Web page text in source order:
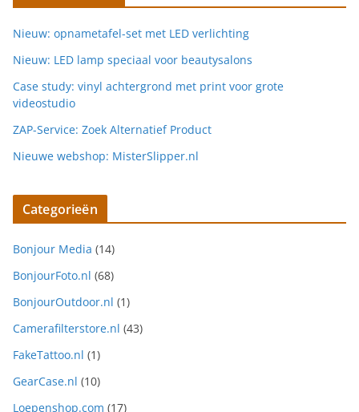
Nieuw: opnametafel-set met LED verlichting
Nieuw: LED lamp speciaal voor beautysalons
Case study: vinyl achtergrond met print voor grote
videostudio
ZAP-Service: Zoek Alternatief Product
Nieuwe webshop: MisterSlipper.nl
Categorieën
Bonjour Media (14)
BonjourFoto.nl (68)
BonjourOutdoor.nl (1)
Camerafilterstore.nl (43)
FakeTattoo.nl (1)
GearCase.nl (10)
Loepenshop.com (17)